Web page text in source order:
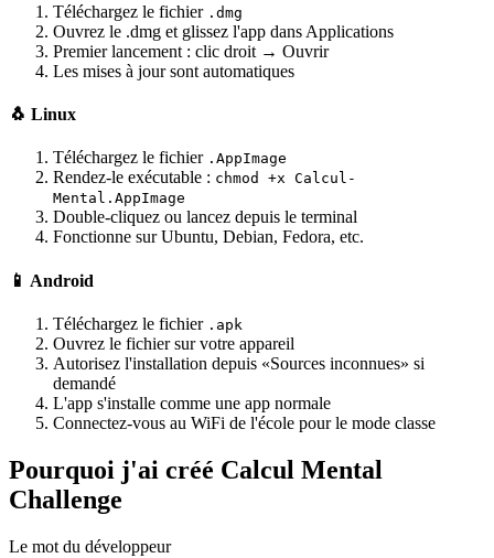
Téléchargez le fichier .dmg
Ouvrez le .dmg et glissez l'app dans Applications
Premier lancement : clic droit → Ouvrir
Les mises à jour sont automatiques
🐧 Linux
Téléchargez le fichier .AppImage
Rendez-le exécutable : chmod +x Calcul-
Mental.AppImage
Double-cliquez ou lancez depuis le terminal
Fonctionne sur Ubuntu, Debian, Fedora, etc.
📱 Android
Téléchargez le fichier .apk
Ouvrez le fichier sur votre appareil
Autorisez l'installation depuis «Sources inconnues» si
demandé
L'app s'installe comme une app normale
Connectez-vous au WiFi de l'école pour le mode classe
Pourquoi j'ai créé Calcul Mental
Challenge
Le mot du développeur